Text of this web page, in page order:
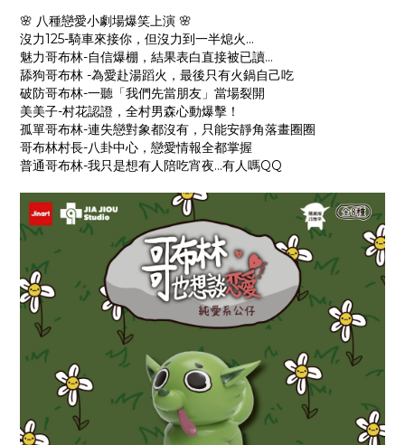
🌸 八種戀愛小劇場爆笑上演 🌸
沒力125-騎車來接你，但沒力到一半熄火...
魅力哥布林-自信爆棚，結果表白直接被已讀…
舔狗哥布林 -為愛赴湯蹈火，最後只有火鍋自己吃
破防哥布林-一聽「我們先當朋友」當場裂開
美美子-村花認證，全村男森心動爆擊！
孤單哥布林-連失戀對象都沒有，只能安靜角落畫圈圈
哥布林村長-八卦中心，戀愛情報全都掌握
普通哥布林-我只是想有人陪吃宵夜…有人嗎QQ